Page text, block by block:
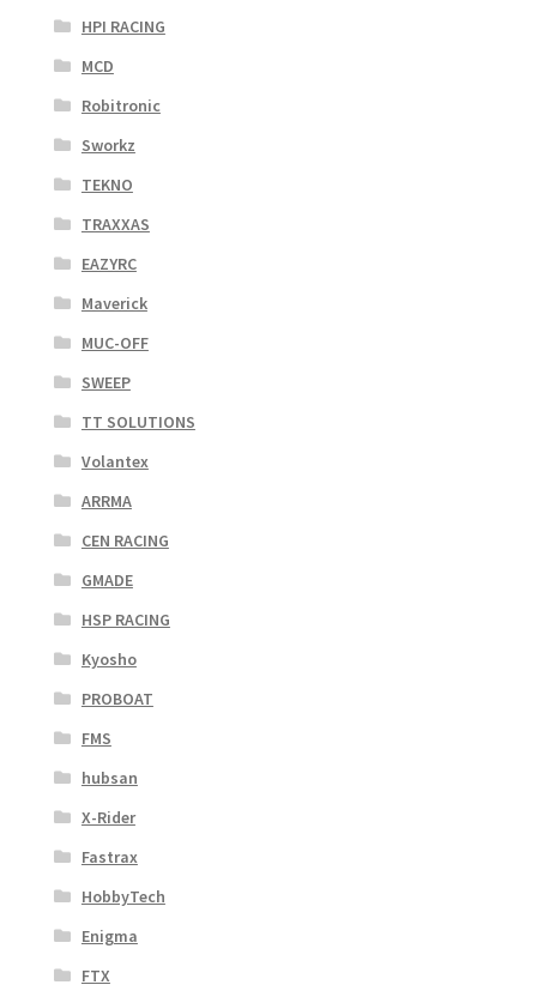
HPI RACING
MCD
Robitronic
Sworkz
TEKNO
TRAXXAS
EAZYRC
Maverick
MUC-OFF
SWEEP
TT SOLUTIONS
Volantex
ARRMA
CEN RACING
GMADE
HSP RACING
Kyosho
PROBOAT
FMS
hubsan
X-Rider
Fastrax
HobbyTech
Enigma
FTX